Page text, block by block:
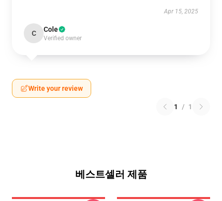
Apr 15, 2025
C Cole
Verified owner
Write your review
1 / 1
베스트셀러 제품